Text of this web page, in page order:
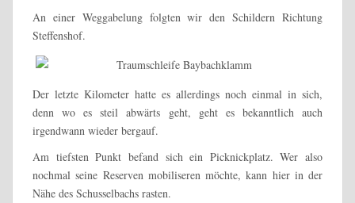
An einer Weggabelung folgten wir den Schildern Richtung
Steffenshof.
Der letzte Kilometer hatte es allerdings noch einmal in sich,
denn wo es steil abwärts geht, geht es bekanntlich auch
irgendwann wieder bergauf.
Am tiefsten Punkt befand sich ein Picknickplatz. Wer also
nochmal seine Reserven mobiliseren möchte, kann hier in der
Nähe des Schusselbachs rasten.